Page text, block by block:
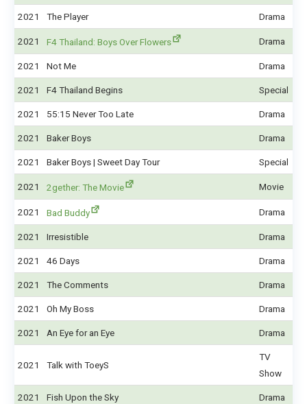
2021 The Player Drama
2021 F4 Thailand: Boys Over Flowers Drama
2021 Not Me Drama
2021 F4 Thailand Begins Special
2021 55:15 Never Too Late Drama
2021 Baker Boys Drama
2021 Baker Boys | Sweet Day Tour Special
2021 2gether: The Movie Movie
2021 Bad Buddy Drama
2021 Irresistible Drama
2021 46 Days Drama
2021 The Comments Drama
2021 Oh My Boss Drama
2021 An Eye for an Eye Drama
2021 Talk with ToeyS
TV
Show
2021 Fish Upon the Sky Drama